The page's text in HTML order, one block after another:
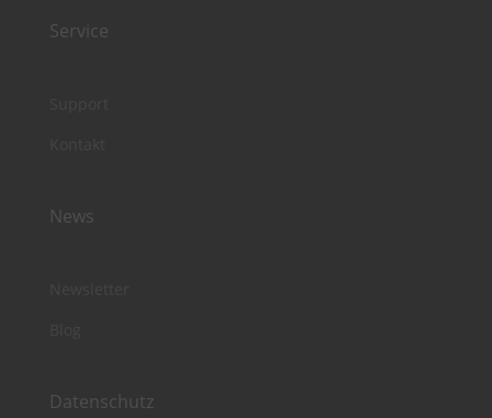
Service
News
Datenschutz